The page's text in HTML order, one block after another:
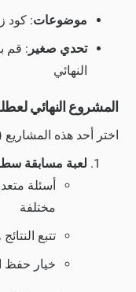
موضوعات: كود
تحدي صغير : قم
النهائي
المشروع النهائي
اختر أحد هذه
لعبة مسابقة سطر
أسئلة
مختلفة
تتبع النتائج
خيار حفظ